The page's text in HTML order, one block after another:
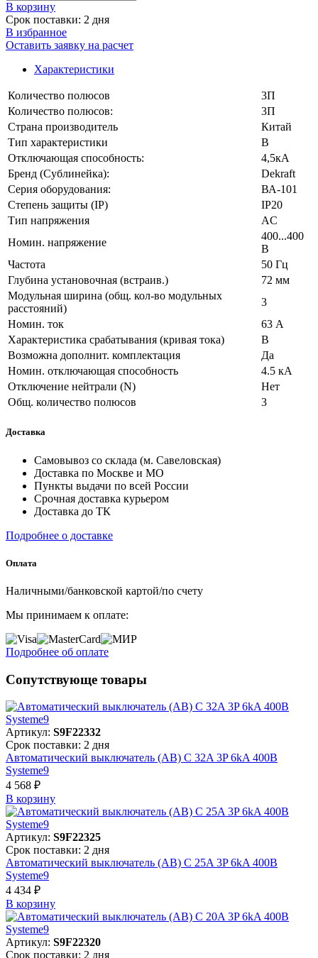
В корзинy
Срок поставки: 2 дня
В избранное
Оставить заявку на расчет
Характеристики
Количество полюсов
3П
Количество полюсов:
3П
Страна производитель
Китай
Тип характеристики
B
Отключающая способность:
4,5кА
Бренд (Сублинейка):
Dekraft
Серия оборудования:
ВА-101
Степень защиты (IP)
IP20
Тип напряжения
AC
Номин. напряжение
400...400
В
Частота
50 Гц
Глубина установочная (встраив.)
72 мм
Модульная ширина (общ. кол-во модульных
расстояний)
3
Номин. ток
63 А
Характеристика срабатывания (кривая тока)
B
Возможна дополнит. комплектация
Да
Номин. отключающая способность
4.5 кА
Отключение нейтрали (N)
Нет
Общ. количество полюсов
3
Доставка
Самовывоз со склада (м. Савеловская)
Доставка по Москве и МО
Пункты выдачи по всей России
Срочная доставка курьером
Доставка до ТК
Подробнее о доставке
Оплата
Наличными/банковской картой/по счету
Мы принимаем к оплате:
Подробнее об оплате
Сопутствующе товары
Артикул: S9F22332
Срок поставки: 2 дня
Автоматический выключатель (АВ) C 32A 3P 6kA 400В
Systeme9
4 568 ₽
В корзинy
Артикул: S9F22325
Срок поставки: 2 дня
Автоматический выключатель (АВ) C 25A 3P 6kA 400В
Systeme9
4 434 ₽
В корзинy
Артикул: S9F22320
Срок поставки: 2 дня